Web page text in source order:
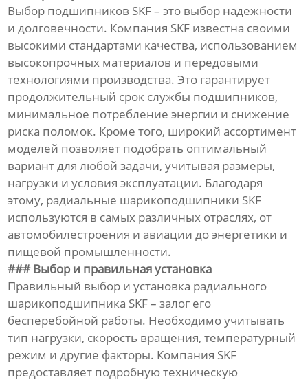
Выбор подшипников SKF – это выбор надежности
и долговечности. Компания SKF известна своими
высокими стандартами качества, использованием
высокопрочных материалов и передовыми
технологиями производства. Это гарантирует
продолжительный срок службы подшипников,
минимальное потребление энергии и снижение
риска поломок. Кроме того, широкий ассортимент
моделей позволяет подобрать оптимальный
вариант для любой задачи, учитывая размеры,
нагрузки и условия эксплуатации. Благодаря
этому, радиальные шарикоподшипники SKF
используются в самых различных отраслях, от
автомобилестроения и авиации до энергетики и
пищевой промышленности.
### Выбор и правильная установка
Правильный выбор и установка радиального
шарикоподшипника SKF – залог его
бесперебойной работы. Необходимо учитывать
тип нагрузки, скорость вращения, температурный
режим и другие факторы. Компания SKF
предоставляет подробную техническую